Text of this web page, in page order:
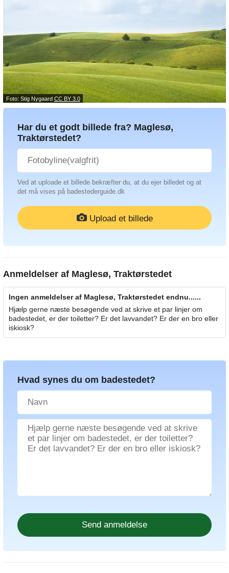
Foto: Stig Nygaard CC BY 3.0
Har du et godt billede fra? Maglesø,
Traktørstedet?
Ved at uploade et billede bekræfter du, at du ejer billedet og at
det må vises på badestederguide.dk
Upload et billede
Anmeldelser af Maglesø, Traktørstedet
Ingen anmeldelser af Maglesø, Traktørstedet endnu......
Hjælp gerne næste besøgende ved at skrive et par linjer om
badestedet, er der toiletter? Er det lavvandet? Er der en bro eller
iskiosk?
Hvad synes du om badestedet?